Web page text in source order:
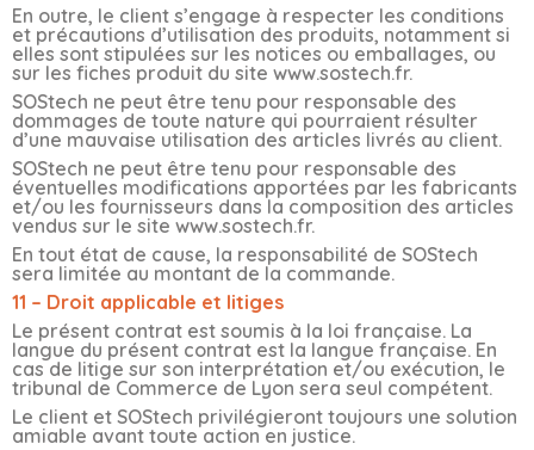
En outre, le client s’engage à respecter les conditions
et précautions d’utilisation des produits, notamment si
elles sont stipulées sur les notices ou emballages, ou
sur les fiches produit du site www.sostech.fr.
SOStech ne peut être tenu pour responsable des
dommages de toute nature qui pourraient résulter
d’une mauvaise utilisation des articles livrés au client.
SOStech ne peut être tenu pour responsable des
éventuelles modifications apportées par les fabricants
et/ou les fournisseurs dans la composition des articles
vendus sur le site www.sostech.fr.
En tout état de cause, la responsabilité de SOStech
sera limitée au montant de la commande.
11 – Droit applicable et litiges
Le présent contrat est soumis à la loi française. La
langue du présent contrat est la langue française. En
cas de litige sur son interprétation et/ou exécution, le
tribunal de Commerce de Lyon sera seul compétent.
Le client et SOStech privilégieront toujours une solution
amiable avant toute action en justice.